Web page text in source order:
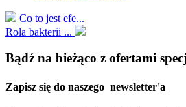
Co to jest efe...
Rola bakterii ...
Bądź na bieżąco z ofertami
Zapisz się do naszego newsletter'a